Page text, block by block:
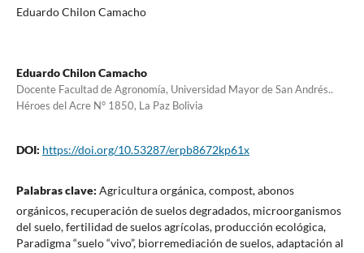
Eduardo Chilon Camacho
Eduardo Chilon Camacho
Docente Facultad de Agronomía, Universidad Mayor de San Andrés..
Héroes del Acre N° 1850, La Paz Bolivia
DOI: https://doi.org/10.53287/erpb8672kp61x
Palabras clave: Agricultura orgánica, compost, abonos
orgánicos, recuperación de suelos degradados, microorganismos
del suelo, fertilidad de suelos agrícolas, producción ecológica,
Paradigma “suelo “vivo”, biorremediación de suelos, adaptación al